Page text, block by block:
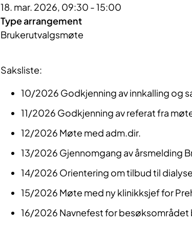
18. mar. 2026, 09:30 - 15:00
Type arrangement
Brukerutvalgsmøte
Saksliste:
10/2026 Godkjenning av innkalling og
11/2026 Godkjenning av referat fra
12/2026 Møte med adm.dir.
13/2026 Gjennomgang av årsmelding
14/2026 Orientering om tilbud til
15/2026 Møte med ny klinikksjef for
16/2026 Navnefest for besøksområdet